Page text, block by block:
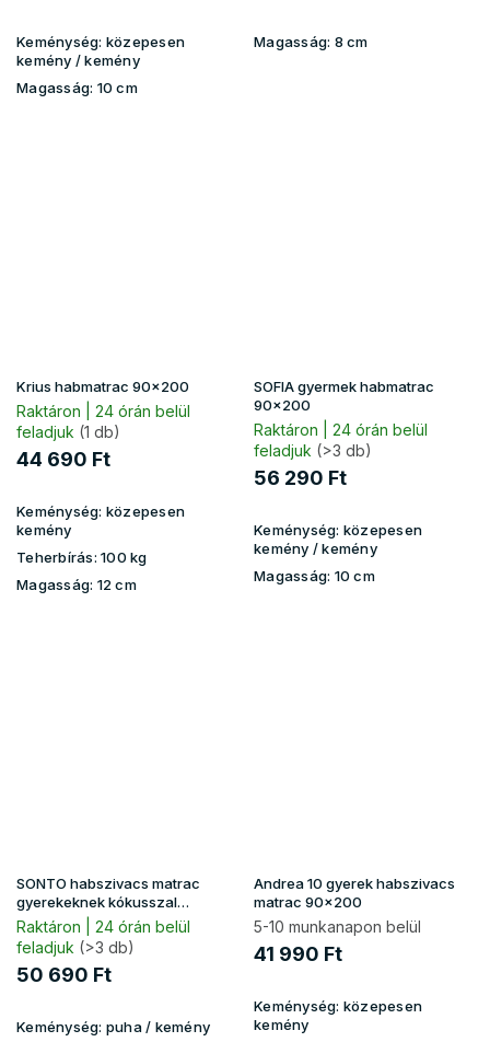
Keménység: közepesen
kemény / kemény
Magasság: 10 cm
Magasság: 8 cm
Krius habmatrac 90x200
Raktáron | 24 órán belül
feladjuk (1 db)
44 690 Ft
Keménység: közepesen
kemény
Teherbírás: 100 kg
Magasság: 12 cm
SOFIA gyermek habmatrac
90x200
Raktáron | 24 órán belül
feladjuk (>3 db)
56 290 Ft
Keménység: közepesen
kemény / kemény
Magasság: 10 cm
SONTO habszivacs matrac
gyerekeknek kókusszal
90x200
Raktáron | 24 órán belül
feladjuk (>3 db)
50 690 Ft
Keménység: puha / kemény
Andrea 10 gyerek habszivacs
matrac 90x200
5-10 munkanapon belül
41 990 Ft
Keménység: közepesen
kemény